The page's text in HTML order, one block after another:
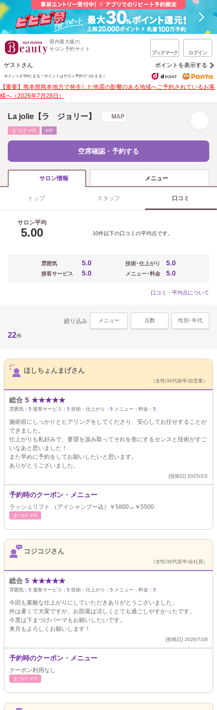
国内最大級の
サロン予約サイト
ブックマーク ログイン
ゲストさん ポイントを表示する
ポイントが1%たまる！ ポイントはサロン予約でつかえる！
【重要】熊本県熊本地方で発生した地震の影響のある地域へご予約されているお客
様へ（2026年7月28日）
La jolie【ラ ジョリー】 MAP
まつげ･ﾒｲｸ ｴｽﾃ
空席確認・予約する
サロン情報 メニュー
トップ スタッフ 口コミ
サロン平均
5.00 10件以下の口コミの平均点です。
雰囲気 5.0
接客サービス 5.0
技術･仕上がり 5.0
メニュー･料金 5.0
口コミ・平均点について
絞り込み メニュー 点数 性別･年代
22件
サロンPick Up
ほしちょんまげさん
（女性/30代前半/自営業）
総合 5 ★★★★★
雰囲気： 5 接客サービス： 5 技術・仕上がり： 5 メニュー・料金： 5
施術前にしっかりとヒアリングをしてくださり、安心してお任せすることが
できました。
仕上がりも私好みで、要望を汲み取ってそれを形にするセンスと技術がすご
いなあと思いました！
また早めに予約をしてお願いしたいと思います。
ありがとうございました。
[投稿日] 2025/2/2
予約時のクーポン・メニュー
ラッシュリフト （アイシャンプー込）￥5800→￥5500
まつげ･ﾒｲｸ
コジコジさん
（女性/30代前半/会社員）
総合 5 ★★★★★
雰囲気： 5 接客サービス： 5 技術・仕上がり： 5 メニュー・料金： 5
今回も素敵な仕上がりにしていただきありがとうございました。
外は暑くて大変ですが、お部屋は涼しくとても過ごしやすかったです。
今度は下まつげパーマもお願いしたいです。
来月もよろしくお願いします！
[投稿日] 2026/7/28
予約時のクーポン・メニュー
クーポン利用なし
まつげ･ﾒｲｸ